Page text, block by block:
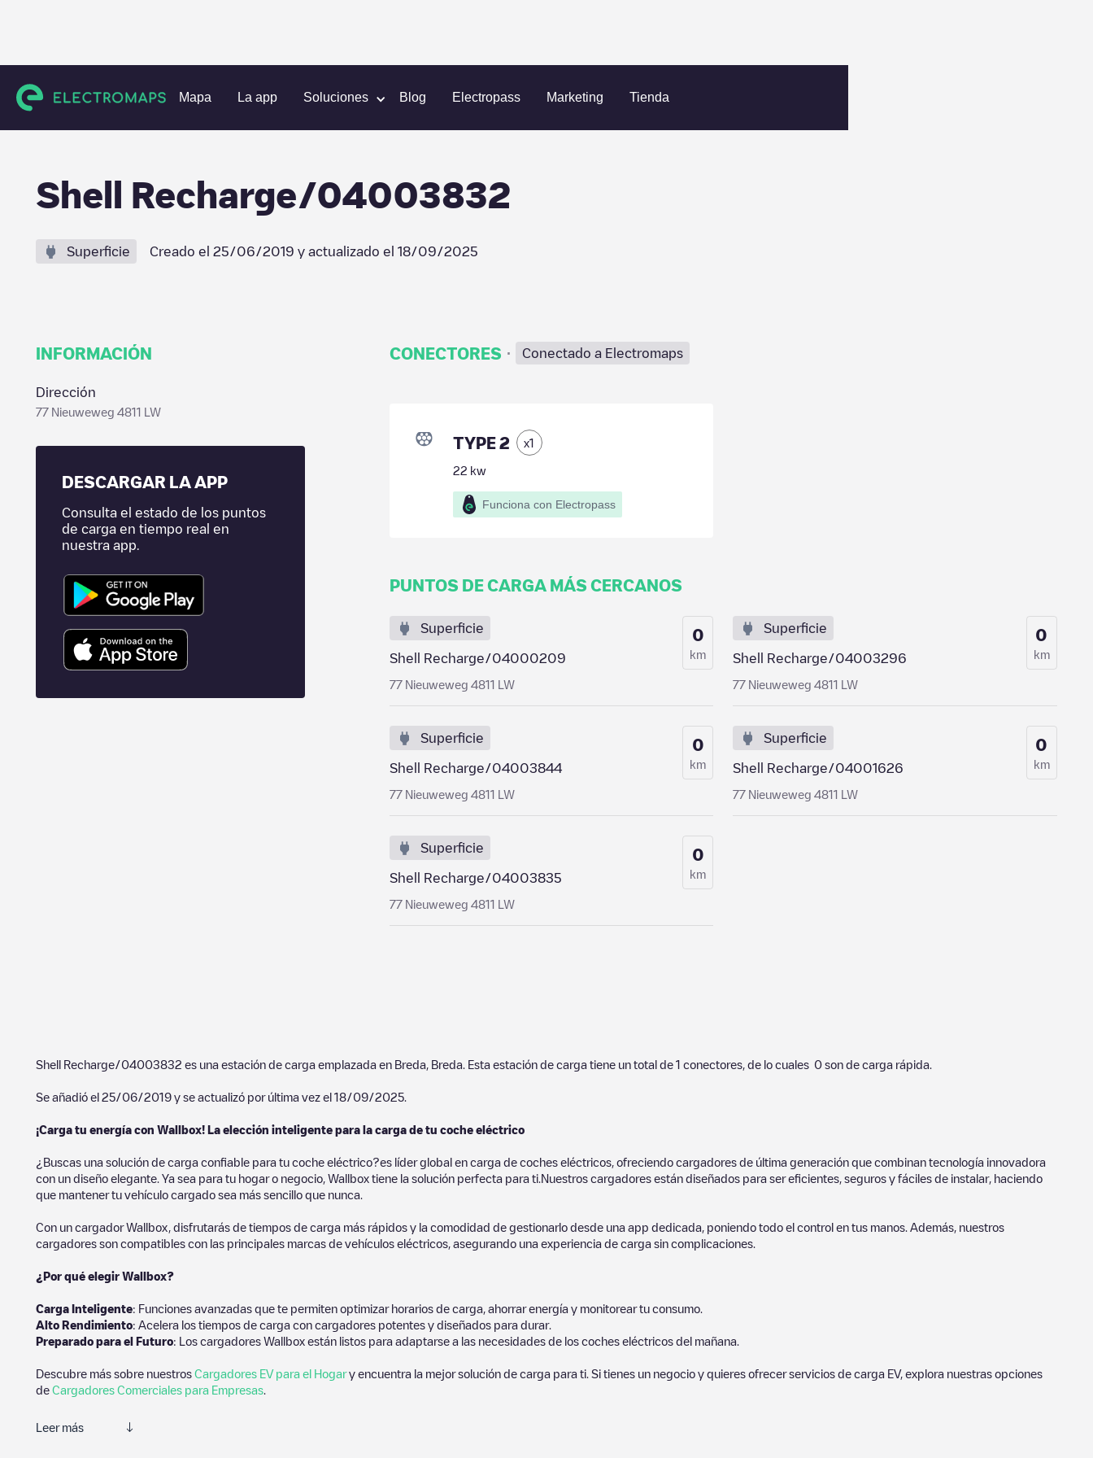
Mapa La app Soluciones Blog Electropass Marketing Tienda
Estaciones de carga Países Bajos Breda Breda Shell Recharge/04003832
Shell Recharge/04003832
Superficie Creado el 25/06/2019 y actualizado el 18/09/2025
INFORMACIÓN
Dirección
77 Nieuweweg 4811 LW
DESCARGAR LA APP
Consulta el estado de los puntos
de carga en tiempo real en
nuestra app.
CONECTORES · Conectado a Electromaps
TYPE 2 x1
22 kw
Funciona con Electropass
PUNTOS DE CARGA MÁS CERCANOS
Superficie
Shell Recharge/04000209
77 Nieuweweg 4811 LW
0
km
Superficie
Shell Recharge/04003296
77 Nieuweweg 4811 LW
0
km
Superficie
Shell Recharge/04003844
77 Nieuweweg 4811 LW
0
km
Superficie
Shell Recharge/04001626
77 Nieuweweg 4811 LW
0
km
Superficie
Shell Recharge/04003835
77 Nieuweweg 4811 LW
0
km
Shell Recharge/04003832 es una estación de carga emplazada en Breda Breda . Esta estación de carga tiene un total de 1 conectores, de lo cuales 0 son de carga rápida.
Se añadió el 25/06/2019 y se actualizó por última vez el 18/09/2025
¡Carga tu energía con Wallbox! La elección inteligente para la carga de tu coche eléctrico
¿Buscas una solución de carga confiable para tu coche eléctrico?es líder global en carga de coches eléctricos, ofreciendo cargadores de última generación que combinan tecnología innovadora
con un diseño elegante. Ya sea para tu hogar o negocio, Wallbox tiene la solución perfecta para ti.Nuestros cargadores están diseñados para ser eficientes, seguros y fáciles de instalar, haciendo
que mantener tu vehículo cargado sea más sencillo que nunca.
Con un cargador Wallbox, disfrutarás de tiempos de carga más rápidos y la comodidad de gestionarlo desde una app dedicada, poniendo todo el control en tus manos. Además, nuestros
cargadores son compatibles con las principales marcas de vehículos eléctricos, asegurando una experiencia de carga sin complicaciones.
¿Por qué elegir Wallbox?
Carga Inteligente: Funciones avanzadas que te permiten optimizar horarios de carga, ahorrar energía y monitorear tu consumo.
Alto Rendimiento: Acelera los tiempos de carga con cargadores potentes y diseñados para durar.
Preparado para el Futuro: Los cargadores Wallbox están listos para adaptarse a las necesidades de los coches eléctricos del mañana.
Descubre más sobre nuestros Cargadores EV para el Hogary encuentra la mejor solución de carga para ti. Si tienes un negocio y quieres ofrecer servicios de carga EV, explora nuestras opciones
de Cargadores Comerciales para Empresas
Leer más